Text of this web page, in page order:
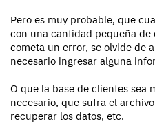
Pero es muy probable, que
con una cantidad pequeña de
cometa un error, se olvide de
necesario ingresar alguna
O que la base de clientes sea
necesario, que sufra el
recuperar los datos, etc.